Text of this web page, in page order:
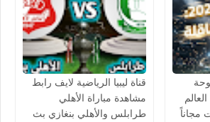
قناة ليبيا الرياضية لايف رابط
مشاهدة مباراة الأهلي
طرابلس والأهلي بنغازي بث